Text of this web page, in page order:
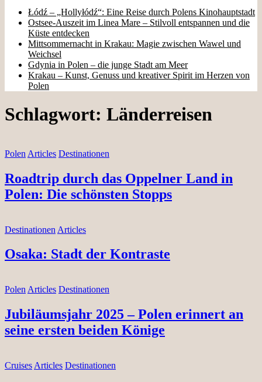
Łódź – „Hollyłódź“: Eine Reise durch Polens Kinohauptstadt
Ostsee-Auszeit im Linea Mare – Stilvoll entspannen und die
Küste entdecken
Mittsommernacht in Krakau: Magie zwischen Wawel und
Weichsel
Gdynia in Polen – die junge Stadt am Meer
Krakau – Kunst, Genuss und kreativer Spirit im Herzen von
Polen
Schlagwort: Länderreisen
Polen Articles Destinationen
Roadtrip durch das Oppelner Land in
Polen: Die schönsten Stopps
Destinationen Articles
Osaka: Stadt der Kontraste
Polen Articles Destinationen
Jubiläumsjahr 2025 – Polen erinnert an
seine ersten beiden Könige
Cruises Articles Destinationen